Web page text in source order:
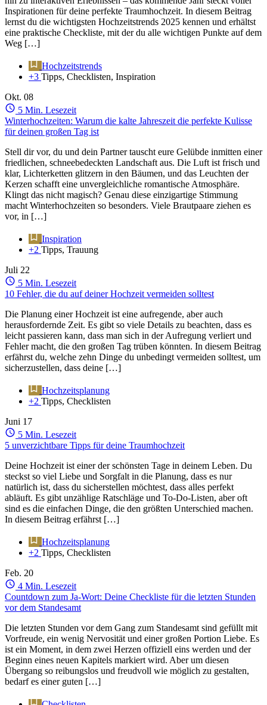
Inspirationen für deine perfekte Traumhochzeit. In diesem Beitrag
lernst du die wichtigsten Hochzeitstrends 2025 kennen und erhältst
eine praktische Checkliste, mit der du alle wichtigen Punkte auf dem
Weg […]
Hochzeitstrends
+3 Tipps, Checklisten, Inspiration
Okt. 08
5 Min. Lesezeit
Winterhochzeiten: Warum die kalte Jahreszeit die perfekte Kulisse
für deinen großen Tag ist
Stell dir vor, du und dein Partner tauscht eure Gelübde inmitten einer
friedlichen, schneebedeckten Landschaft aus. Die Luft ist frisch und
klar, Lichterketten glitzern in den Bäumen, und das Leuchten der
Kerzen schafft eine unvergleichliche romantische Atmosphäre.
Klingt das nicht magisch? Genau diese einzigartige Stimmung
macht Winterhochzeiten so besonders. Viele Brautpaare ziehen es
vor, in […]
Inspiration
+2 Tipps, Trauung
Juli 22
5 Min. Lesezeit
10 Fehler, die du auf deiner Hochzeit vermeiden solltest
Die Planung einer Hochzeit ist eine aufregende, aber auch
herausfordernde Zeit. Es gibt so viele Details zu beachten, dass es
leicht passieren kann, dass man sich in der Aufregung verliert und
Fehler macht, die den großen Tag trüben könnten. In diesem Beitrag
erfährst du, welche zehn Dinge du unbedingt vermeiden solltest, um
sicherzustellen, dass deine […]
Hochzeitsplanung
+2 Tipps, Checklisten
Juni 17
5 Min. Lesezeit
5 unverzichtbare Tipps für deine Traumhochzeit
Deine Hochzeit ist einer der schönsten Tage in deinem Leben. Du
steckst so viel Liebe und Sorgfalt in die Planung, dass es nur
natürlich ist, dass du sicherstellen möchtest, dass alles perfekt
abläuft. Es gibt unzählige Ratschläge und To-Do-Listen, aber oft
sind es die einfachen Dinge, die den größten Unterschied machen.
In diesem Beitrag erfährst […]
Hochzeitsplanung
+2 Tipps, Checklisten
Feb. 20
4 Min. Lesezeit
Countdown zum Ja-Wort: Deine Checkliste für die letzten Stunden
vor dem Standesamt
Die letzten Stunden vor dem Gang zum Standesamt sind gefüllt mit
Vorfreude, ein wenig Nervosität und einer großen Portion Liebe. Es
ist ein Moment, in dem zwei Herzen offiziell eins werden und der
Beginn eines neuen Kapitels markiert wird. Aber um diesen
Übergang so reibungslos und freudvoll wie möglich zu gestalten,
bedarf es einer guten […]